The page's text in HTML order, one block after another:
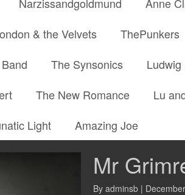
& the Velvets ThePunkers
The Synsonics
The New Romance
Lu
Light Amazing Joe
Mr
By adminsb |